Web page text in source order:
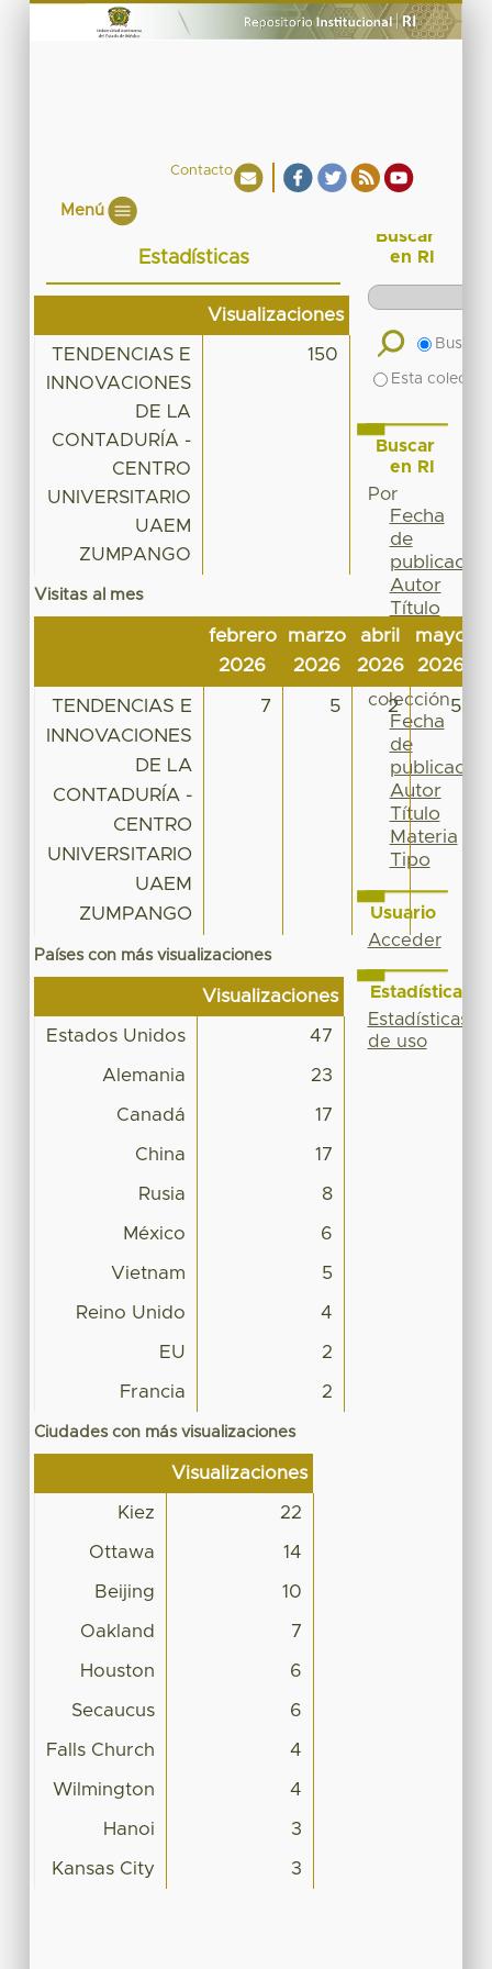
Contacto
Menú
Estadísticas
Visualizaciones
TENDENCIAS E
INNOVACIONES
DE LA
CONTADURÍA -
CENTRO
UNIVERSITARIO
UAEM
ZUMPANGO
150
Visitas al mes
febrero
2026
marzo
2026
abril
2026
mayo
2026
TENDENCIAS E
INNOVACIONES
DE LA
CONTADURÍA -
CENTRO
UNIVERSITARIO
UAEM
ZUMPANGO
7 5 2 5
Países con más visualizaciones
Visualizaciones
Estados Unidos 47
Alemania 23
Canadá 17
China 17
Rusia 8
México 6
Vietnam 5
Reino Unido 4
EU 2
Francia 2
Ciudades con más visualizaciones
Visualizaciones
Kiez 22
Ottawa 14
Beijing 10
Oakland 7
Houston 6
Secaucus 6
Falls Church 4
Wilmington 4
Hanoi 3
Kansas City 3
Buscar
en RI
Buscar
Esta
Buscar
en RI
Por
Fecha
de
publicación
Autor
Título
Materia
Tipo
colección
Fecha
de
publicación
Autor
Título
Materia
Tipo
Usuario
Acceder
Estadísticas
Estadísticas
de uso